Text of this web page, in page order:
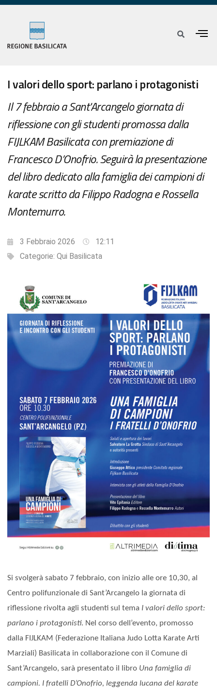
I valori dello sport: parlano i protagonisti
Il 7 febbraio a Sant'Arcangelo giornata di
riflessione con gli studenti promossa dalla
FIJLKAM Basilicata con premiazione di
Francesco D’Onofrio. Seguirà la presentazione
del libro dedicato alla famiglia dei campioni di
karate scritto da Filippo Radogna e Rossella
Montemurro.
3 Febbraio 2026
12:11
Categorie: Qui Basilicata
Si svolgerà sabato 7 febbraio, con inizio alle ore 10,30, al
Centro polifunzionale di Sant’Arcangelo la giornata di
riflessione rivolta agli studenti sul tema I valori dello sport:
parlano i protagonisti. Nel corso dell’evento, promosso
dalla FIJLKAM (Federazione Italiana Judo Lotta Karate Arti
Marziali) Basilicata in collaborazione con il Comune di
Sant’Arcangelo, sarà presentato il libro Una famiglia di
campioni. I fratelli D’Onofrio, leggenda lucana del karate